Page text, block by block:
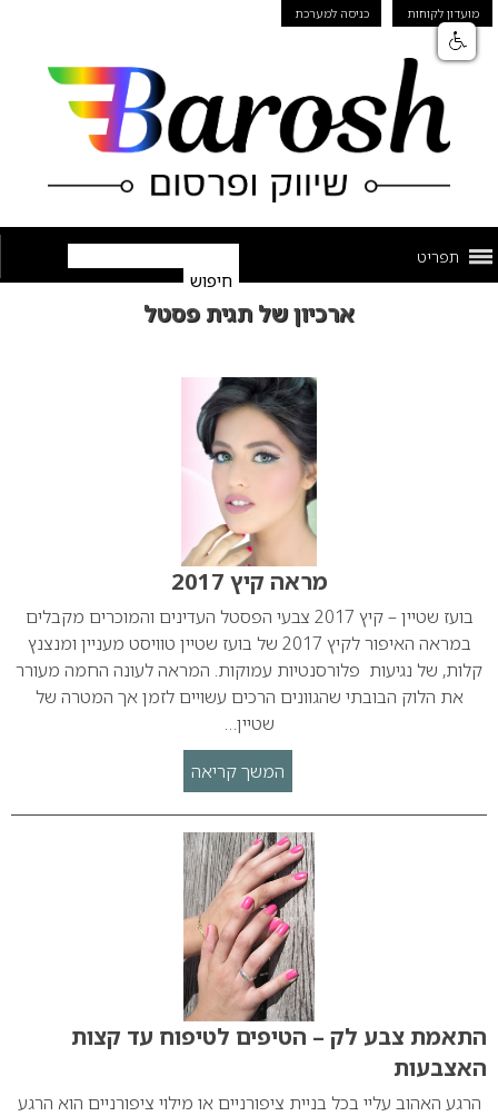
מועדון לקוחות כניסה למערכת
תפריט
ארכיון של תגית פסטל
מראה קיץ 2017
בועז שטיין – קיץ 2017 צבעי הפסטל העדינים והמוכרים מקבלים
במראה האיפור לקיץ 2017 של בועז שטיין טוויסט מעניין ומנצנץ
קלות, של נגיעות פלורסנטיות עמוקות. המראה לעונה החמה מעורר
את הלוק הבובתי שהגוונים הרכים עשויים לזמן אך המטרה של
שטיין…
המשך קריאה
התאמת צבע לק – הטיפים לטיפוח עד קצות
האצבעות
הרגע האהוב עליי בכל בניית ציפורניים או מילוי ציפורניים הוא הרגע